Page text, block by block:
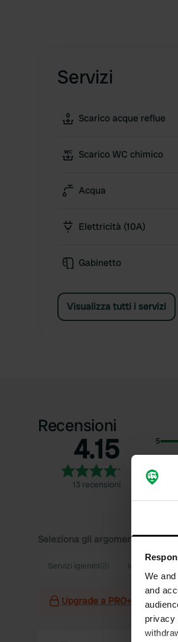
We and
and
privacy
Servizi
Scarico acque reflue
Scarico WC chimico
Acqua
Elettricità (10A)
Gabinetto
Visualizza tutti i servizi
Recensioni
4.15
13 recensioni
5
4
3
Seleziona gli argomenti di cui
Servizi igienici Igiene
Upgrade a PRO+ per